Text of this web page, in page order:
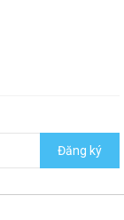
Đăng ký